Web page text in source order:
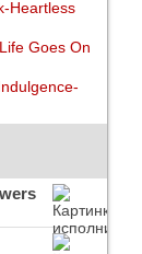
Heartless
Goes On